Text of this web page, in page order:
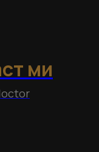
ми